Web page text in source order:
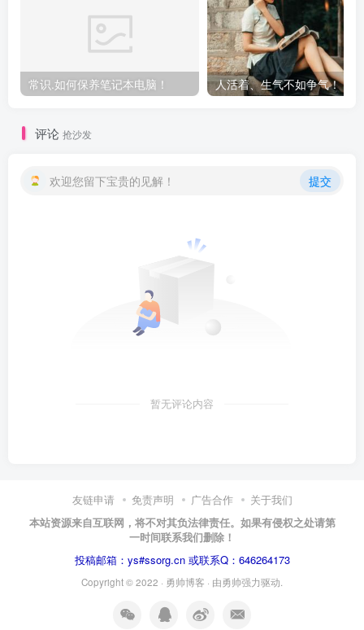
常识.如何保养笔记本电脑！ 人活着、生气不如争气！
评论 抢沙发
欢迎您留下宝贵的见解！ 提交
暂无评论内容
友链申请 免责声明 广告合作
关于我们
本站资源来自互联网，将不对其负法律责任。如果有侵权之处请第
一时间联系我们删除！
投稿邮箱：ys#ssorg.cn 或联系Q：646264173
Copyright © 2022 · 勇帅博客 · 由勇帅强力驱动.